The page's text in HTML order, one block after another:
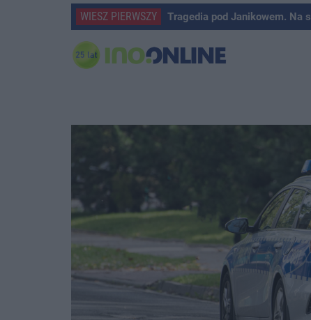
WIESZ PIERWSZY Tragedia pod Janikowem. Na